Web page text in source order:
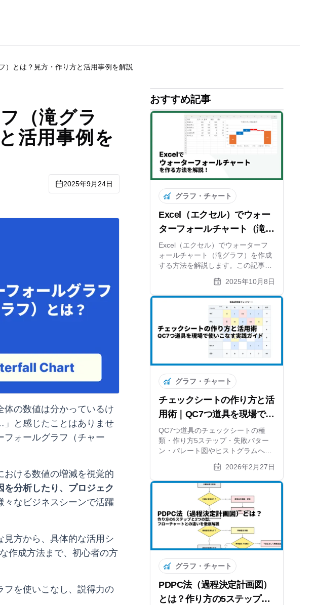
）とは？見方・作り方と活用事例を解説
（滝グラ
活用事例を
2025年9月24日
体の数値は分かっているけ
と感じたことはありませ
フォールグラフ（チャー
おける数値の増減を視覚的
を分析したり、プロジェク
々なビジネスシーンで活躍
見方から、具体的な活用シ
作成方法まで、初心者の方
フを使いこなし、説得力の
おすすめ記事
グラフ・チャート
Excel（エクセル）でウォー
ターフォールチャート（滝グ
ラフ）を作成する2つの方法
Excel（エクセル）でウォーターフ
ォールチャート（滝グラフ）を作成
する方法を解説します。この記事で
は、Excel 2016以降の標準機能を使
った方法と、それ以前のバージョン
でも使える積み上げ棒グラフを応用
した方法を画像付きで分かりやすく
解説します。さらに、オンラインツ
ールを使ってもっと簡単に見栄えの
良いグラフを作るコツも紹介。ビジ
ネス分析の質を向上させましょう。
2025年10月8日
グラフ・チャート
チェックシートの作り方と活
用術｜QC7つ道具を現場で使
いこなす実践ガイド
QC7つ道具のチェックシートの種
類・作り方5ステップ・失敗パター
ン・パレート図やヒストグラムへの
ンライン作成ツールも紹介します。
2026年2月27日
グラフ・チャート
PDPC法（過程決定計画図）
とは？作り方の5ステップと